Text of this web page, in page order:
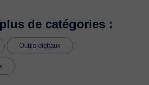
de catégories :
Outils digitaux